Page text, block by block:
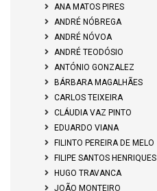
ANA MATOS PIRES
ANDRÉ NÓBREGA
ANDRÉ NÓVOA
ANDRÉ TEODÓSIO
ANTÓNIO GONZALEZ
BÁRBARA MAGALHÃES
CARLOS TEIXEIRA
CLÁUDIA VAZ PINTO
EDUARDO VIANA
FILINTO PEREIRA DE MELO
FILIPE SANTOS HENRIQUES
HUGO TRAVANCA
JOÃO MONTEIRO